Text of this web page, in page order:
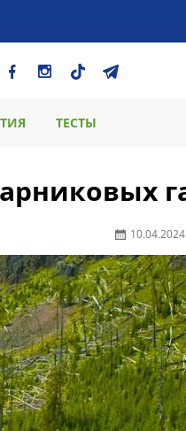
ТЕСТЫ
10.04.2024